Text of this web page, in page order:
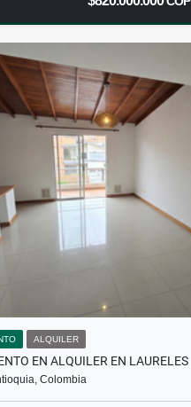
ALQUILER
EN ALQUILER EN LAURELES
Colombia